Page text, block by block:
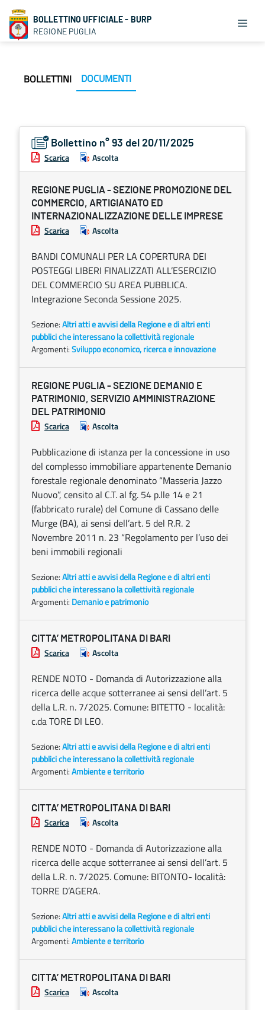
BOLLETTINO UFFICIALE - BURP
REGIONE PUGLIA
BOLLETTINI DOCUMENTI
Bollettino n° 93 del 20/11/2025
Scarica Ascolta
REGIONE PUGLIA - SEZIONE PROMOZIONE DEL
COMMERCIO, ARTIGIANATO ED
INTERNAZIONALIZZAZIONE DELLE IMPRESE
Scarica Ascolta
BANDI COMUNALI PER LA COPERTURA DEI
POSTEGGI LIBERI FINALIZZATI ALL’ESERCIZIO
DEL COMMERCIO SU AREA PUBBLICA.
Integrazione Seconda Sessione 2025.
Sezione:Altri atti e avvisi della Regione e di altri enti
pubblici che interessano la collettività regionale
Argomenti:Sviluppo economico, ricerca e innovazione
REGIONE PUGLIA - SEZIONE DEMANIO E
PATRIMONIO, SERVIZIO AMMINISTRAZIONE
DEL PATRIMONIO
Scarica Ascolta
Pubblicazione di istanza per la concessione in uso
del complesso immobiliare appartenente Demanio
forestale regionale denominato “Masseria Jazzo
Nuovo”, censito al C.T. al fg. 54 p.lle 14 e 21
(fabbricato rurale) del Comune di Cassano delle
Murge (BA), ai sensi dell’art. 5 del R.R. 2
Novembre 2011 n. 23 “Regolamento per l’uso dei
beni immobili regionali
Sezione:Altri atti e avvisi della Regione e di altri enti
pubblici che interessano la collettività regionale
Argomenti: Demanio e patrimonio
CITTA’ METROPOLITANA DI BARI
Scarica Ascolta
RENDE NOTO - Domanda di Autorizzazione alla
ricerca delle acque sotterranee ai sensi dell’art. 5
della L.R. n. 7/2025. Comune: BITETTO - località:
c.da TORE DI LEO.
Sezione:Altri atti e avvisi della Regione e di altri enti
pubblici che interessano la collettività regionale
Argomenti:Ambiente e territorio
CITTA’ METROPOLITANA DI BARI
Scarica Ascolta
RENDE NOTO - Domanda di Autorizzazione alla
ricerca delle acque sotterranee ai sensi dell’art. 5
della L.R. n. 7/2025. Comune: BITONTO- località:
TORRE D’AGERA.
Sezione:Altri atti e avvisi della Regione e di altri enti
pubblici che interessano la collettività regionale
Argomenti:Ambiente e territorio
CITTA’ METROPOLITANA DI BARI
Scarica Ascolta